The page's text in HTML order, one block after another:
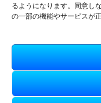
るようになります。同意し
の一部の機能やサービスが